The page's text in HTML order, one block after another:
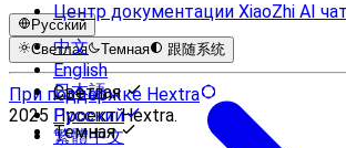
Центр документации XiaoZhi AI
Русский
中文
English
日本語
Русский
繁體中文
Светлая Темная 跟随系统
Светлая
Темная
При поддержке Hextra
2025 Проект Hextra.